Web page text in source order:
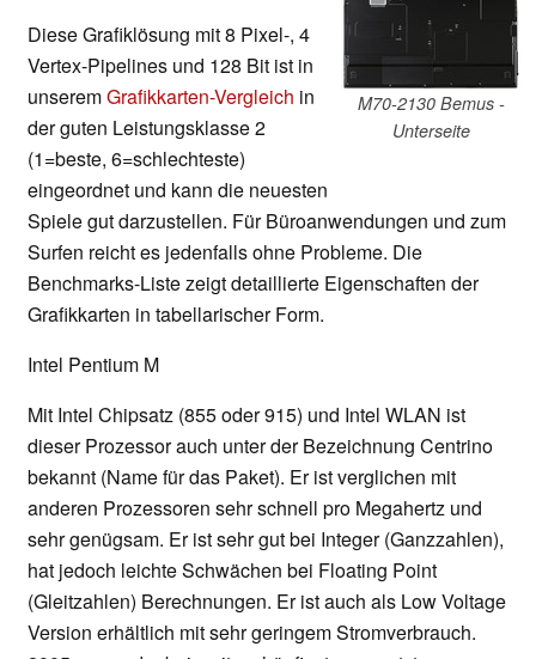
M70-2130 Bemus -
Unterseite
Diese Grafiklösung mit 8 Pixel-, 4
Vertex-Pipelines und 128 Bit ist in
unseremGrafikkarten-Vergleich in
der guten Leistungsklasse 2
(1=beste, 6=schlechteste)
eingeordnet und kann die neuesten
Spiele gut darzustellen. Für Büroanwendungen und zum
Surfen reicht es jedenfalls ohne Probleme. Die
Benchmarks-Liste zeigt detaillierte Eigenschaften der
Grafikkarten in tabellarischer Form.
Intel Pentium M
Mit Intel Chipsatz (855 oder 915) und Intel WLAN ist
dieser Prozessor auch unter der Bezeichnung Centrino
bekannt (Name für das Paket). Er ist verglichen mit
anderen Prozessoren sehr schnell pro Megahertz und
sehr genügsam. Er ist sehr gut bei Integer (Ganzzahlen),
hat jedoch leichte Schwächen bei Floating Point
(Gleitzahlen) Berechnungen. Er ist auch als Low Voltage
Version erhältlich mit sehr geringem Stromverbrauch.